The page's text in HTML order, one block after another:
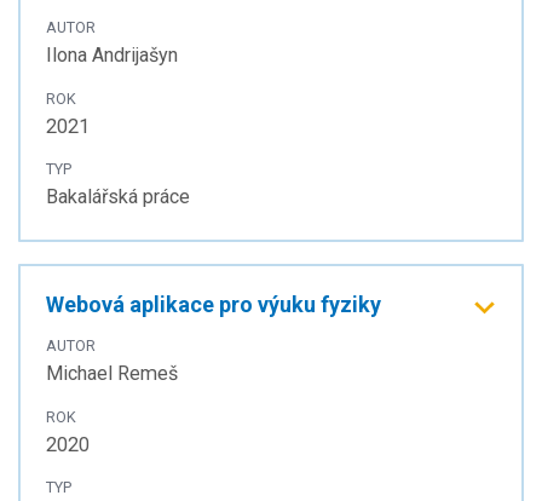
AUTOR
Ilona Andrijašyn
ROK
2021
TYP
Bakalářská práce
Webová aplikace pro výuku fyziky
AUTOR
Michael Remeš
ROK
2020
TYP